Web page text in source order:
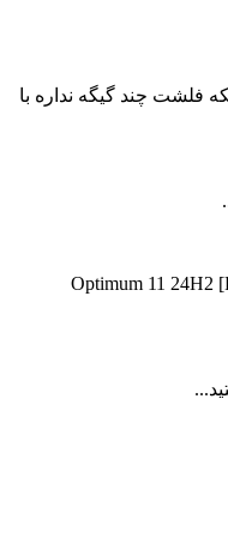
فلشت چند گیگه نداره با
Optimum 11 24H2